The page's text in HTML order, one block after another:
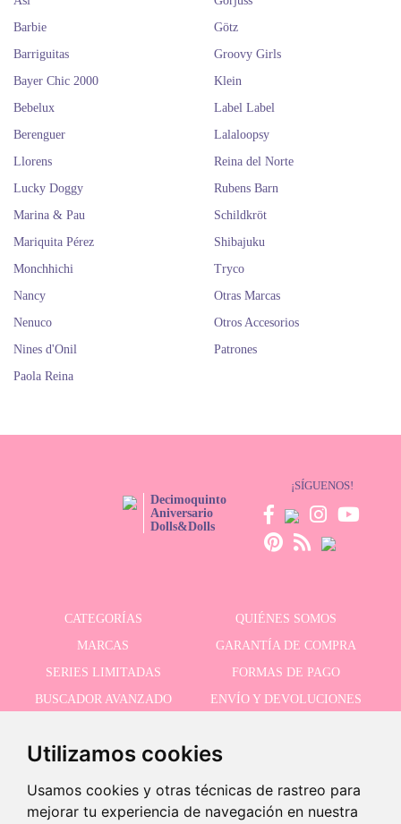
Utilizamos cookies
Usamos cookies y otras técnicas de rastreo para
mejorar tu experiencia de navegación en nuestra
Barbie
Barriguitas
Bayer Chic 2000
Bebelux
Berenguer
Götz
Groovy Girls
Klein
Label Label
Lalaloopsy
Llorens
Lucky Doggy
Marina & Pau
Mariquita Pérez
Monchhichi
Nancy
Nenuco
Nines d'Onil
Paola Reina
Reina del Norte
Rubens Barn
Schildkröt
Shibajuku
Tryco
Otras Marcas
Otros Accesorios
Patrones
Decimoquinto
Aniversario
Dolls&Dolls
¡SÍGUENOS!
CATEGORÍAS
QUIÉNES SOMOS
MARCAS
GARANTÍA DE COMPRA
SERIES LIMITADAS
FORMAS DE PAGO
BUSCADOR AVANZADO
ENVÍO Y DEVOLUCIONES
RECIBE NUESTRAS ÚLTIMAS NOVEDADES